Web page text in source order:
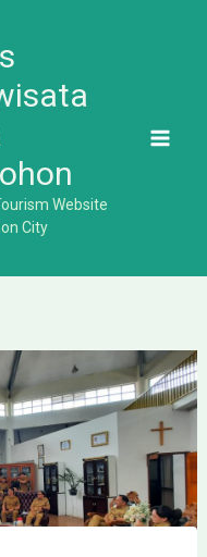
Website
City